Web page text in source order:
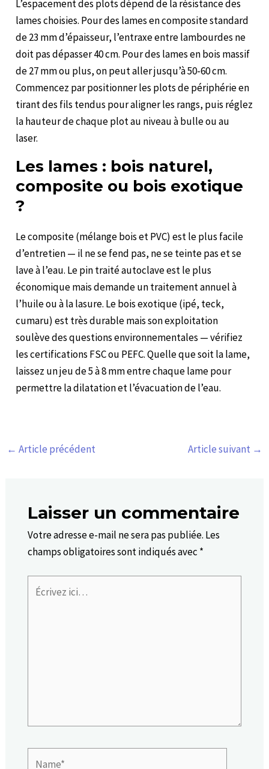
L’espacement des plots dépend de la résistance des
lames choisies. Pour des lames en composite standard
de 23 mm d’épaisseur, l’entraxe entre lambourdes ne
doit pas dépasser 40 cm. Pour des lames en bois massif
de 27 mm ou plus, on peut aller jusqu’à 50-60 cm.
Commencez par positionner les plots de périphérie en
tirant des fils tendus pour aligner les rangs, puis réglez
la hauteur de chaque plot au niveau à bulle ou au
laser.
Les lames : bois naturel,
composite ou bois exotique
?
Le composite (mélange bois et PVC) est le plus facile
d’entretien — il ne se fend pas, ne se teinte pas et se
lave à l’eau. Le pin traité autoclave est le plus
économique mais demande un traitement annuel à
l’huile ou à la lasure. Le bois exotique (ipé, teck,
cumaru) est très durable mais son exploitation
soulève des questions environnementales — vérifiez
les certifications FSC ou PEFC. Quelle que soit la lame,
laissez un jeu de 5 à 8 mm entre chaque lame pour
permettre la dilatation et l’évacuation de l’eau.
← Article précédent Article suivant →
Laisser un commentaire
Votre adresse e-mail ne sera pas publiée. Les
champs obligatoires sont indiqués avec *
Écrivez
ici…